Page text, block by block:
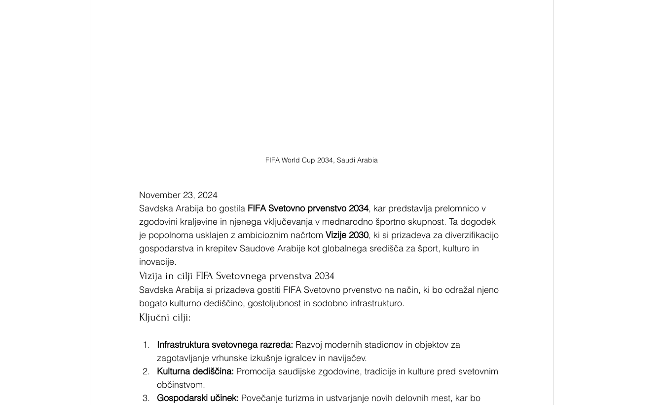
FIFA World Cup 2034, Saudi Arabia
November 23, 2024
Savdska Arabija bo gostila FIFA Svetovno prvenstvo 2034, kar predstavlja prelomnico v
zgodovini kraljevine in njenega vključevanja v mednarodno športno skupnost. Ta dogodek
je popolnoma usklajen z ambicioznim načrtom Vizije 2030, ki si prizadeva za diverzifikacijo
gospodarstva in krepitev Saudove Arabije kot globalnega središča za šport, kulturo in
inovacije.
Vizija in cilji FIFA Svetovnega prvenstva 2034
Savdska Arabija si prizadeva gostiti FIFA Svetovno prvenstvo na način, ki bo odražal njeno
bogato kulturno dediščino, gostoljubnost in sodobno infrastrukturo.
Ključni cilji:
Infrastruktura svetovnega razreda: Razvoj modernih stadionov in objektov za
zagotavljanje vrhunske izkušnje igralcev in navijačev.
Kulturna dediščina: Promocija saudijske zgodovine, tradicije in kulture pred svetovnim
občinstvom.
Gospodarski učinek: Povečanje turizma in ustvarjanje novih delovnih mest, kar bo